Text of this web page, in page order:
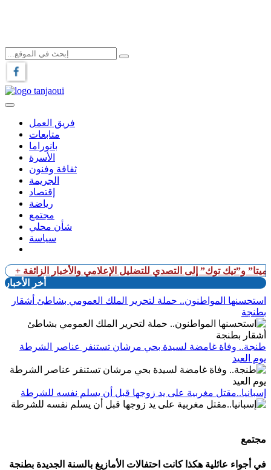
فريق العمل
متابعات
بانوراما
الأسرة
ثقافة وفنون
الجريمة
إقتصاد
رياضة
مجتمع
شأن محلي
سياسة
و”تيك توك” إلى التصدي للتضليل الإعلامي والأخبار الزائفة
أخر الأخبار
استحسنها المواطنون.. حملة لتحرير الملك العمومي بشاطئ أشقار
بطنجة
طنجة.. وفاة غامضة لسيدة بحي مرشان تستنفر عناصر الشرطة
يوم العيد
إسبانيا..مقتل مغربية على يد زوجها قبل أن يسلم نفسه للشرطة
مجتمع
​في أجواء عائلية هكذا كانت احتفالات الأمازيغ بالسنة الجديدة بطنجة